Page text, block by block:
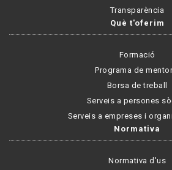
Transparència
Què t'oferim
Formació
Programa de
Borsa de treball
Serveis a persones
Serveis a empreses i
Normativa
Normativa d'us